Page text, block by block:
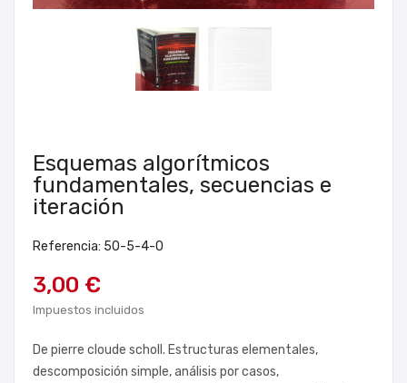
Esquemas algorítmicos
fundamentales, secuencias e
iteración
Referencia: 50-5-4-0
3,00 €
Impuestos incluidos
De pierre cloude scholl. Estructuras elementales,
descomposición simple, análisis por casos,